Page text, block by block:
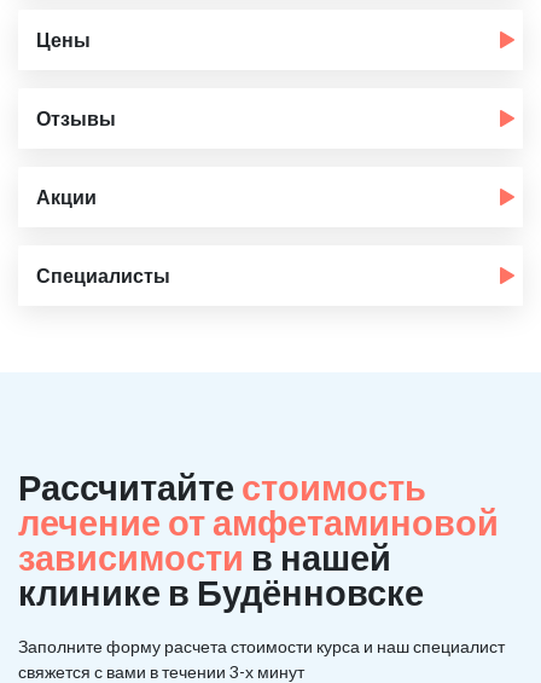
Цены
Отзывы
Акции
Специалисты
Рассчитайте стоимость
лечение от амфетаминовой
зависимости в нашей
клинике в Будённовске
Заполните форму расчета стоимости курса и наш специалист
свяжется с вами в течении 3-х минут